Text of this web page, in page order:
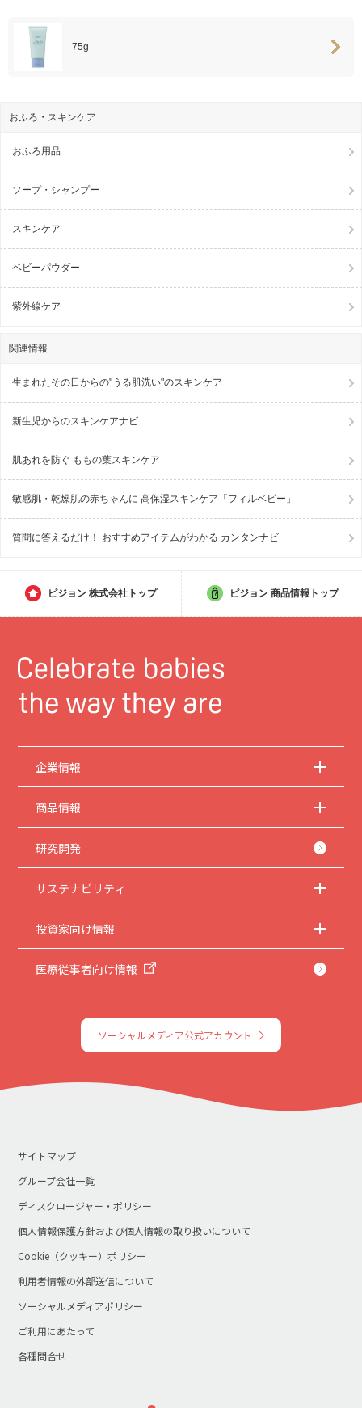
75g
おふろ・スキンケア
おふろ用品
ソープ・シャンプー
スキンケア
ベビーパウダー
紫外線ケア
関連情報
生まれたその日からの"うる肌洗い"のスキンケア
新生児からのスキンケアナビ
肌あれを防ぐ ももの葉スキンケア
敏感肌・乾燥肌の赤ちゃんに 高保湿スキンケア「フィルベビー」
質問に答えるだけ！ おすすめアイテムがわかる カンタンナビ
ピジョン 株式会社トップ ピジョン 商品情報トップ
企業情報
商品情報
研究開発
サステナビリティ
投資家向け情報
医療従事者向け情報
ソーシャルメディア公式アカウント
サイトマップ
グループ会社一覧
ディスクロージャー・ポリシー
個人情報保護方針および個人情報の取り扱いについて
Cookie（クッキー）ポリシー
利用者情報の外部送信について
ソーシャルメディアポリシー
ご利用にあたって
各種問合せ